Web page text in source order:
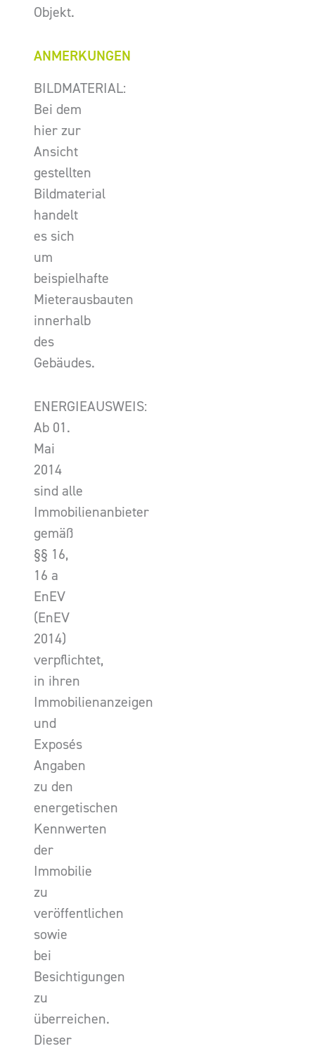
Objekt.
ANMERKUNGEN
BILDMATERIAL:
Bei dem
hier zur
Ansicht
gestellten
Bildmaterial
handelt
es sich
um
beispielhafte
Mieterausbauten
innerhalb
des
Gebäudes.
ENERGIEAUSWEIS:
Ab 01.
Mai
2014
sind alle
Immobilienanbieter
gemäß
§§ 16,
16 a
EnEV
(EnEV
2014)
verpflichtet,
in ihren
Immobilienanzeigen
und
Exposés
Angaben
zu den
energetischen
Kennwerten
der
Immobilie
zu
veröffentlichen
sowie
bei
Besichtigungen
zu
überreichen.
Dieser